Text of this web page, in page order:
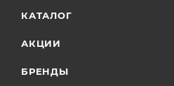
КАТАЛОГ
АКЦИИ
БРЕНДЫ